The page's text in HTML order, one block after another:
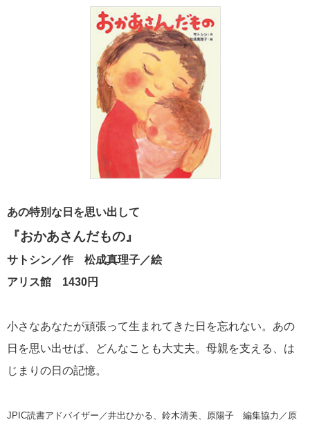
あの特別な日を思い出して
『おかあさんだもの』
サトシン／作 松成真理子／絵
アリス館 1430円
小さなあなたが頑張って生まれてきた日を忘れない。あの
日を思い出せば、どんなことも大丈夫。母親を支える、は
じまりの日の記憶。
JPIC読書アドバイザー／井出ひかる、鈴木清美、原陽子 編集協力／原